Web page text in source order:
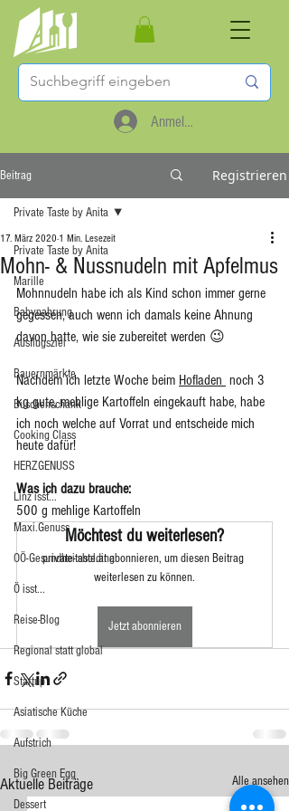
Anmelden
Beitrag Registrieren
Private Taste by Anita
Marille
Babynahrung
Ausflugsziel
Bauernmärkte
Buschenschank
Cooking Class
HERZGENUSS
Linz isst...
Maxi.Genuss
OÖ-Gesundheitsholding
Ö isst...
Reise-Blog
Regional statt global
Startup
Asiatische Küche
Aufstrich
Big Green Egg
Dessert
Private Taste by Anita
Mohn- & Nussnudeln mit Apfelmus
17. März 2020 1 Min. Lesezeit
Mohnnudeln habe ich als Kind schon immer gerne
gegessen, auch wenn ich damals keine Ahnung
davon hatte, wie sie zubereitet werden 😉
Nachdem ich letzte Woche beim Hofladen noch 3
kg gute, mehlige Kartoffeln eingekauft habe, habe
ich noch welche auf Vorrat und entscheide mich
heute dafür!
Was ich dazu brauche:
500 g mehlige Kartoffeln
Möchtest du weiterlesen?
private-taste.at abonnieren, um diesen Beitrag
weiterlesen zu können.
Jetzt abonnieren
Aktuelle Beiträge Alle ansehen